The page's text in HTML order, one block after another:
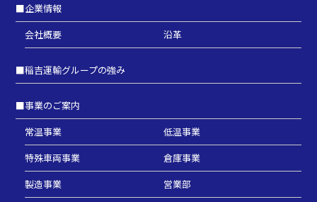
■企業情報
会社概要
沿革
■稲吉運輸グループの強み
■事業のご案内
常温事業
低温事業
特殊車両事業
倉庫事業
製造事業
営業部